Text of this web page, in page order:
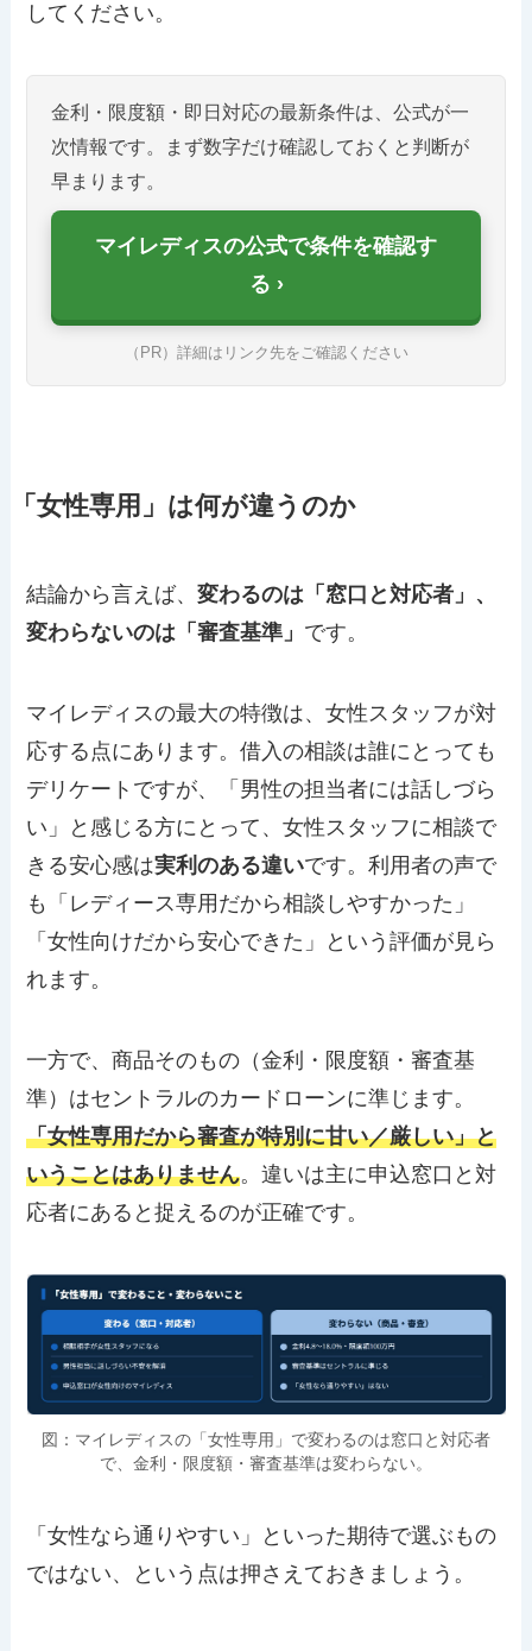
してください。
金利・限度額・即日対応の最新条件は、公式が一
次情報です。まず数字だけ確認しておくと判断が
早まります。
マイレディスの公式で条件を確認す
る
（PR）詳細はリンク先をご確認ください
「女性専用」は何が違うのか
結論から言えば、変わるのは「窓口と対応者」、
変わらないのは「審査基準」 です。
マイレディスの最大の特徴は、女性スタッフが対
応する点にあります。借入の相談は誰にとっても
デリケートですが、「男性の担当者には話しづら
い」と感じる方にとって、女性スタッフに相談で
きる安心感は実利のある違いです。利用者の声で
も「レディース専用だから相談しやすかった」
「女性向けだから安心できた」という評価が見ら
れます。
一方で、商品そのもの（金利・限度額・審査基
準）はセントラルのカードローンに準じます。
「女性専用だから審査が特別に甘い／厳しい」と
いうことはありません。違いは主に申込窓口と対
応者にあると捉えるのが正確です。
図：マイレディスの「女性専用」で変わるのは窓口と対応者
で、金利・限度額・審査基準は変わらない。
「女性なら通りやすい」といった期待で選ぶもの
ではない、という点は押さえておきましょう。